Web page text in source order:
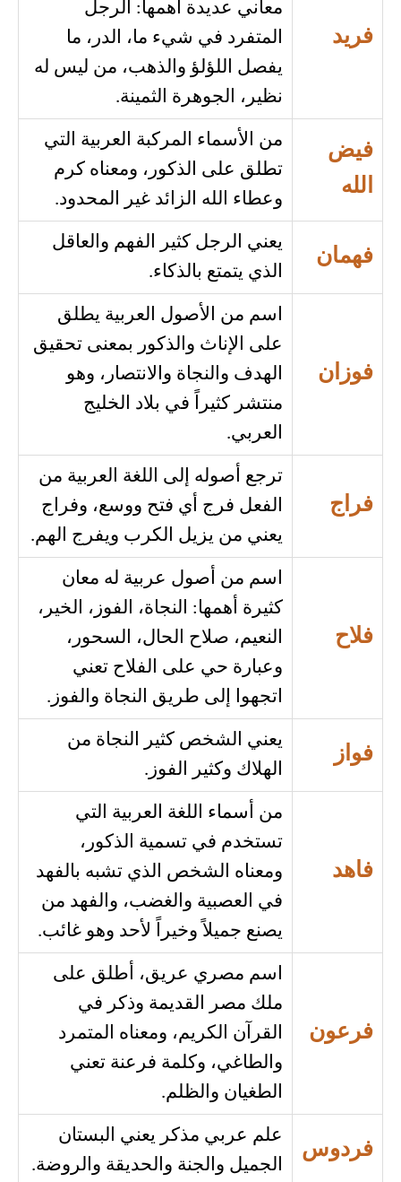
فريد
معاني عديدة أهمها: الرجل
المتفرد في شيء ما، الدر، ما
يفصل اللؤلؤ والذهب، من ليس له
نظير، الجوهرة الثمينة.
فيض
الله
من الأسماء المركبة العربية التي
تطلق على الذكور، ومعناه كرم
وعطاء الله الزائد غير المحدود.
فهمان
يعني الرجل كثير الفهم والعاقل
الذي يتمتع بالذكاء.
فوزان
اسم من الأصول العربية يطلق
على الإناث والذكور بمعنى تحقيق
الهدف والنجاة والانتصار، وهو
منتشر كثيراً في بلاد الخليج
العربي.
فراج
ترجع أصوله إلى اللغة العربية من
الفعل فرج أي فتح ووسع، وفراج
يعني من يزيل الكرب ويفرج الهم.
فلاح
اسم من أصول عربية له معان
كثيرة أهمها: النجاة، الفوز، الخير،
النعيم، صلاح الحال، السحور،
وعبارة حي على الفلاح تعني
اتجهوا إلى طريق النجاة والفوز.
فواز
يعني الشخص كثير النجاة من
الهلاك وكثير الفوز.
فاهد
من أسماء اللغة العربية التي
تستخدم في تسمية الذكور،
ومعناه الشخص الذي تشبه بالفهد
في العصبية والغضب، والفهد من
يصنع جميلاً وخيراً لأحد وهو غائب.
فرعون
اسم مصري عريق، أطلق على
ملك مصر القديمة وذكر في
القرآن الكريم، ومعناه المتمرد
والطاغي، وكلمة فرعنة تعني
الطغيان والظلم.
فردوس
علم عربي مذكر يعني البستان
الجميل والجنة والحديقة والروضة.